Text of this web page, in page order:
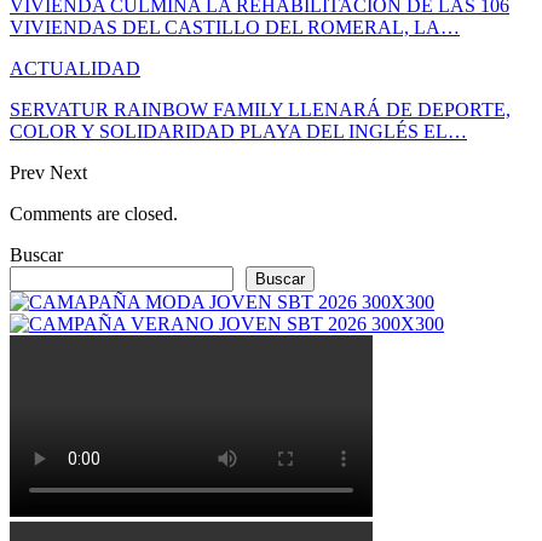
VIVIENDA CULMINA LA REHABILITACIÓN DE LAS 106
VIVIENDAS DEL CASTILLO DEL ROMERAL, LA…
ACTUALIDAD
SERVATUR RAINBOW FAMILY LLENARÁ DE DEPORTE,
COLOR Y SOLIDARIDAD PLAYA DEL INGLÉS EL…
Prev Next
Comments are closed.
Buscar
Buscar